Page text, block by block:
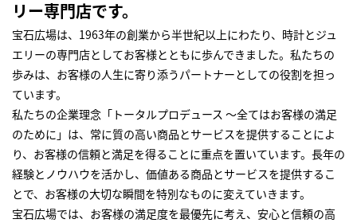
リー専門店です。
宝石広場は、1963年の創業から半世紀以上にわたり、時計とジュ
エリーの専門店としてお客様とともに歩んできました。私たちの
歩みは、お客様の人生に寄り添うパートナーとしての役割を担っ
ています。
私たちの企業理念「トータルプロデュース ～全てはお客様の満足
のために」は、常に質の高い商品とサービスを提供することによ
り、お客様の信頼と満足を得ることに重点を置いています。長年の
経験とノウハウを活かし、価値ある商品とサービスを提供するこ
とで、お客様の大切な瞬間を特別なものに変えていきます。
宝石広場では、お客様の満足度を最優先に考え、安心と信頼の高